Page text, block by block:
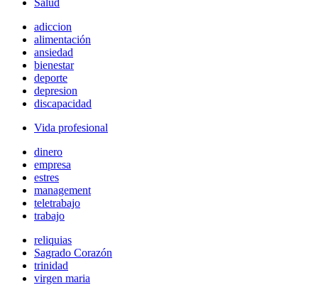
Salud
adiccion
alimentación
ansiedad
bienestar
deporte
depresion
discapacidad
Vida profesional
dinero
empresa
estres
management
teletrabajo
trabajo
reliquias
Sagrado Corazón
trinidad
virgen maria